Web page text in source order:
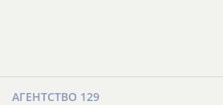
АГЕНТСТВО 129